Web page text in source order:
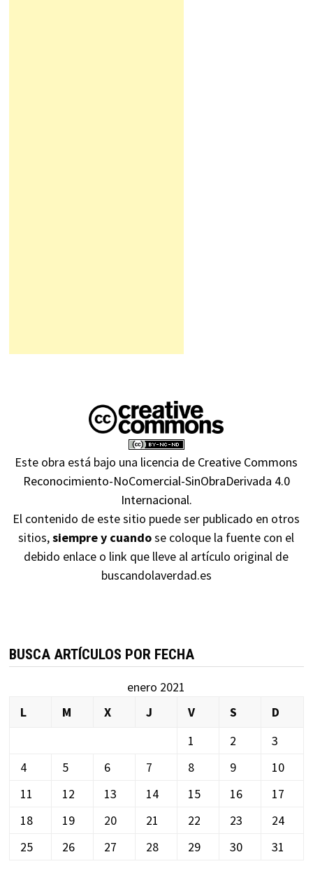
Este obra está bajo una licencia de Creative Commons
Reconocimiento-NoComercial-SinObraDerivada 4.0
Internacional.
El contenido de este sitio puede ser publicado en otros
sitios,siempre y cuandose coloque la fuente con el
debido enlace o link que lleve al artículo original de
buscandolaverdad.es
BUSCA ARTÍCULOS POR FECHA
enero 2021
L
M X J V S
D
1
2
3
4
5 6 7 8 9
10
11
12 13 14 15 16
17
18
19 20 21 22 23
24
25
26 27 28 29 30 31